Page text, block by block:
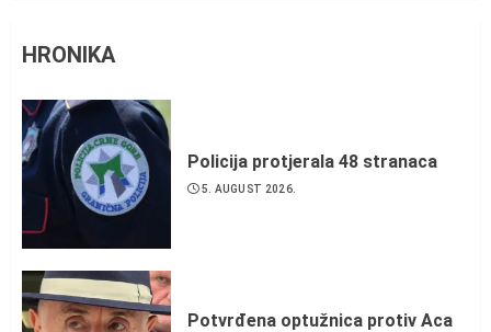
HRONIKA
Policija protjerala 48 stranaca
5. AUGUST 2026.
Potvrđena optužnica protiv Aca